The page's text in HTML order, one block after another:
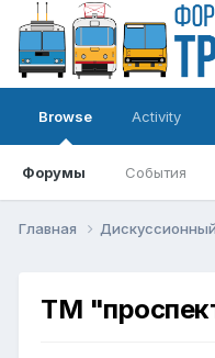
Browse
Форумы События
Activity
Главная
ТМ